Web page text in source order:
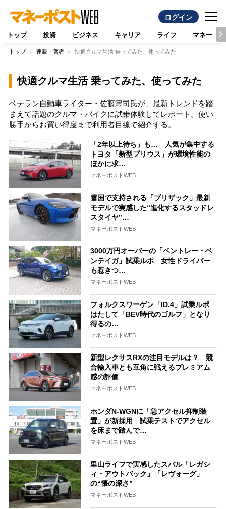
ログイン
トップ 投資 ビジネス キャリア ライフ マネー
トップ 連載・著者 快適クルマ生活 乗ってみた、使ってみた
快適クルマ生活 乗ってみた、使ってみた
ベテラン自動車ライター・佐藤篤司氏が、最新トレンドを踏
まえて話題のクルマ・バイクに試乗体験してレポート。使い
勝手からお買い得度まで利用者目線で紹介する。
「2年以上待ち」も… 人気が集中する
トヨタ「新型プリウス」が環境性能の
ほかに求…
マネーポストWEB
雪国で支持される「ブリザック」最新
モデルで実感した“進化するスタッドレ
スタイヤ”…
マネーポストWEB
3000万円オーバーの「ベントレー・ベ
ンテイガ」試乗ルポ 女性ドライバー
も惹きつ…
マネーポストWEB
フォルクスワーゲン「ID.4」試乗ルポ
はたして「BEV時代のゴルフ」となり
得るの…
マネーポストWEB
新型レクサスRXの注目モデルは？ 競
合輸入車とも互角に戦えるプレミアム
感の評価
マネーポストWEB
ホンダN-WGNに「急アクセル抑制装
置」が新採用 試乗テストでアクセル
を床まで踏んで…
マネーポストWEB
里山ライフで実感したスバル「レガシ
ィ・アウトバック」「レヴォーグ」
の“懐の深さ”
マネーポストWEB